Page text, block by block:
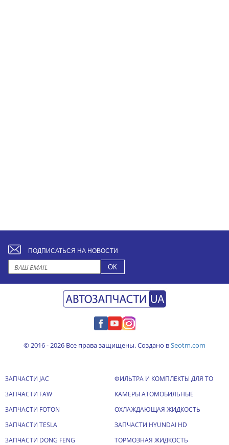
ПОДПИСАТЬСЯ НА НОВОСТИ
© 2016 - 2026 Все права защищены. Создано вSeotm.com
ЗАПЧАСТИ JAC
ЗАПЧАСТИ FAW
ЗАПЧАСТИ FOTON
ЗАПЧАСТИ TESLA
ЗАПЧАСТИ DONG FENG
ФИЛЬТРА И КОМПЛЕКТЫ ДЛЯ ТО
КАМЕРЫ АТОМОБИЛЬНЫЕ
ОХЛАЖДАЮЩАЯ ЖИДКОСТЬ
ЗАПЧАСТИ HYUNDAI HD
ТОРМОЗНАЯ ЖИДКОСТЬ